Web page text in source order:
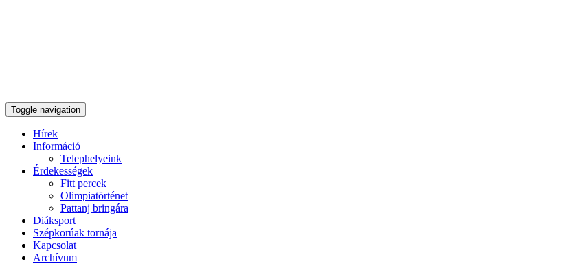
Toggle navigation
Hírek
Információ
Telephelyeink
Érdekességek
Fitt percek
Olimpiatörténet
Pattanj bringára
Diáksport
Szépkorúak tornája
Kapcsolat
Archívum